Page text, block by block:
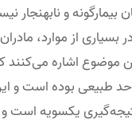
بیمارگونه و نابهنجار
از موارد،
اشاره می‌کنند
طبیعی بوده است و
یکسویه است